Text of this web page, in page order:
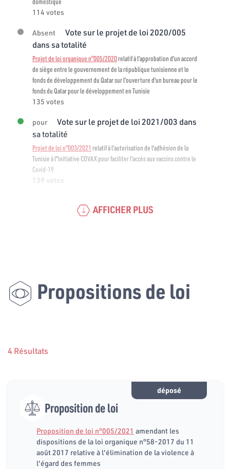
114 votes
Absent
Vote sur le projet de loi 2020/005
dans sa totalité
Projet de loi organique n°005/2020relatif à l'approbation d'un accord
de siège entre le gouvernement de la république tunisienne et le
fonds de développement du Qatar sur l'ouverture d'un bureau pour le
fonds du Qatar pour le développement en Tunisie
135 votes
pour
Vote sur le projet de loi 2021/003 dans
sa totalité
Projet de loi n°003/2021 relatif à l’autorisation de l'adhésion de la
Tunisie à l"initiative COVAX pour faciliter l'accès aux vaccins contre le
Covid-19
139 votes
AFFICHER PLUS
Propositions de loi
4 Résultats
déposé
Proposition de loi
Proposition de loi n°005/2021 amendant les
dispositions de la loi organique n°58-2017 du 11
août 2017 relative à l'élimination de la violence à
l'égard des femmes